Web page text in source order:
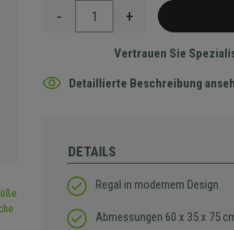
- +
Vertrauen Sie
Detaillierte Beschreibung
DETAILS
Regal in modernem Design
Abmessungen 60 x 35 x 75